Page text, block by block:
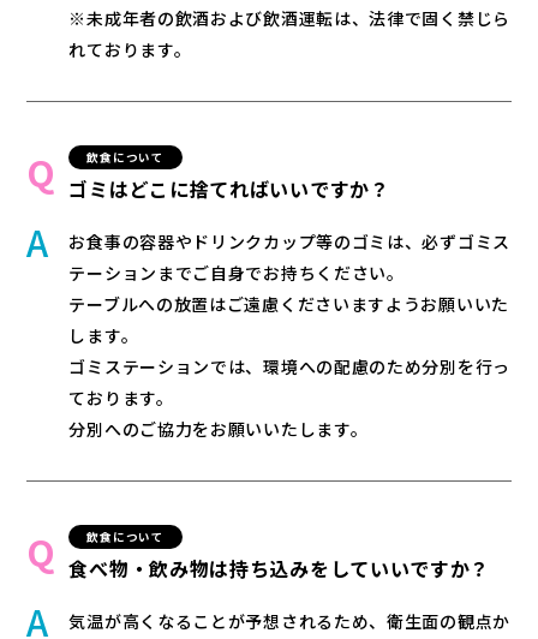
※未成年者の飲酒および飲酒運転は、法律で固く禁じら
れております。
飲食について
ゴミはどこに捨てればいいですか？
お食事の容器やドリンクカップ等のゴミは、必ずゴミス
テーションまでご自身でお持ちください。
テーブルへの放置はご遠慮くださいますようお願いいた
します。
ゴミステーションでは、環境への配慮のため分別を行っ
ております。
分別へのご協力をお願いいたします。
飲食について
食べ物・飲み物は持ち込みをしていいですか？
気温が高くなることが予想されるため、衛生面の観点か